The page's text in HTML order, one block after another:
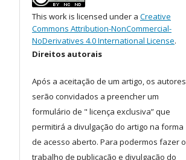
This work is licensed under a Creative
Commons Attribution-NonCommercial-
NoDerivatives 4.0 International License.
Direitos autorais
Após a aceitação de um artigo, os autores
serão convidados a preencher um
formulário de " licença exclusiva” que
permitirá a divulgação do artigo na forma
de acesso aberto. Para podermos fazer o
trabalho de publicação e divulgação do